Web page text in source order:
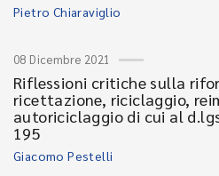
Pietro Chiaraviglio
08 Dicembre 2021
Riflessioni critiche sulla
ricettazione, riciclaggio,
autoriciclaggio di cui al
195
Giacomo Pestelli